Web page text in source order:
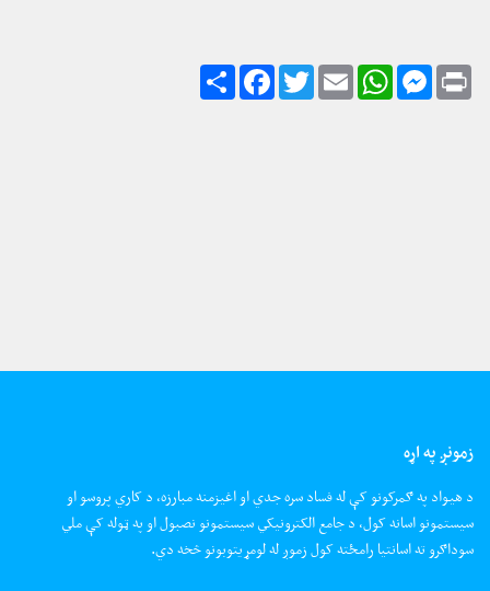
زمونږ په اړه
د هیواد په ګمرکونو کې له فساد سره جدي او اغیزمنه مبارزه، د کاري پروسو او
سیستمونو اسانه کول، د جامع الکترونیکي سیستمونو نصبول او په ټوله کې ملي
سوداګرو ته اسانتیا رامځته کول زموږ له لومړیتوبونو څخه دي.